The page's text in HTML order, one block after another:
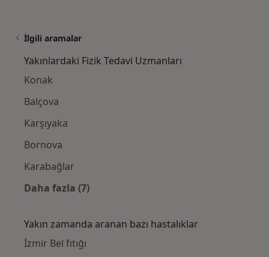
İlgili aramalar
Yakınlardaki Fizik Tedavi Uzmanları
Konak
Balçova
Karşıyaka
Bornova
Karabağlar
Daha fazla (7)
Yakın zamanda aranan bazı hastalıklar
İzmir Bel fıtığı